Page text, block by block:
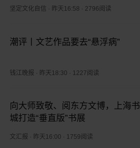
坚定文化自信 昨天16:58 2796阅读
潮评丨文艺作品要去“悬浮病”
钱江晚报 昨天18:30 1227阅读
向大师致敬、阅东方文博，上海书
城打造“垂直版”书展
文汇报 昨天16:00 1759阅读